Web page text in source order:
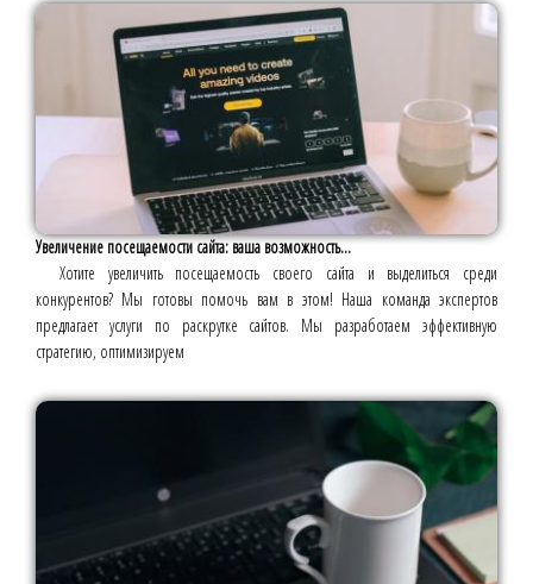
Увеличение посещаемости сайта: ваша возможность...
Хотите увеличить посещаемость своего сайта и выделиться среди
конкурентов? Мы готовы помочь вам в этом! Наша команда экспертов
предлагает услуги по раскрутке сайтов. Мы разработаем эффективную
стратегию, оптимизируем